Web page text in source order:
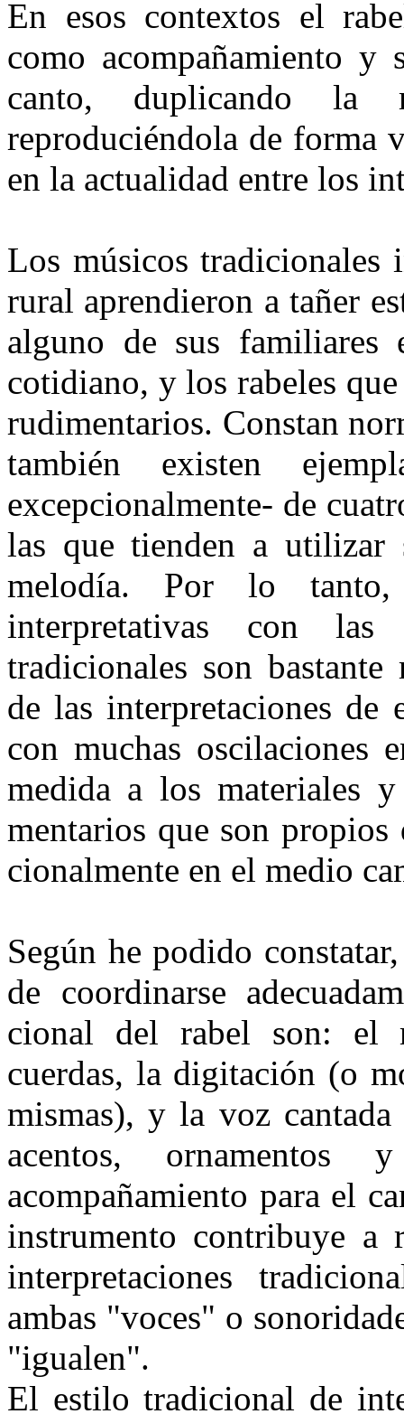
En esos contextos el
como acompañamiento y
canto, duplicando
reproduciéndola de forma
en la actualidad entre los
Los músicos tradicionales
rural aprendieron a tañer
alguno de sus familiares
coti­diano, y los rabeles
rudimentarios. Constan
también existen
excepcionalmente- de
las que tienden a utilizar
melodía. Por lo tanto,
interpretativas con
tradicionales son
de las interpretaciones de
con muchas oscilaciones
medida a los materiales
mentarios que son
cionalmente en el medio
Según he podido
de coordinarse
cional del rabel son: el
cuerdas, la digitación (o
mismas), y la voz
acentos, orna­mentos
acompañamiento para el
instrumento contribuye a
interpretaciones
ambas "voces" o
"igualen".
El estilo tradicional de